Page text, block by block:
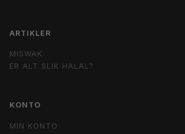
ARTIKLER
MISWAK
ER ALT SLIK HALAL?
KONTO
MIN KONTO